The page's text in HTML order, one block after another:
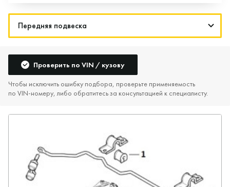
Проверить по VIN / кузову
Чтобы исключить ошибку подбора, проверьте применяемость
по VIN‑номеру, либо обратитесь за консультацией к специалисту.